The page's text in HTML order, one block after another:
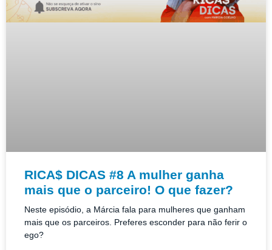
RICA$ DICAS #8 A mulher ganha
mais que o parceiro! O que fazer?
Neste episódio, a Márcia fala para mulheres que ganham
mais que os parceiros. Preferes esconder para não ferir o
ego?